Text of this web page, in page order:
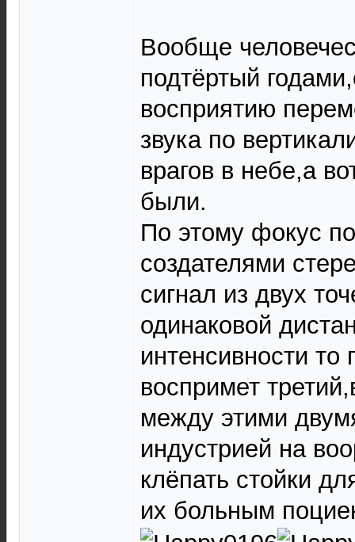
Вообще
подтёртый
восприятию
звука по
врагов в небе,а
были.
По этому фокус
создателями
сигнал из двух
одинаковой
интенсивности
воспримет
между этими
индустрией на
клёпать стойки
их больным